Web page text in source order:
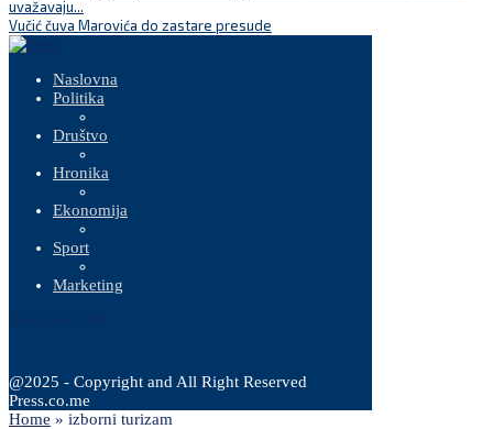
uvažavaju...
Vučić čuva Marovića do zastare presude
Naslovna
Politika
Društvo
Hronika
Ekonomija
Sport
Marketing
@2025 - Copyright and All Right Reserved
Press.co.me
Home » izborni turizam